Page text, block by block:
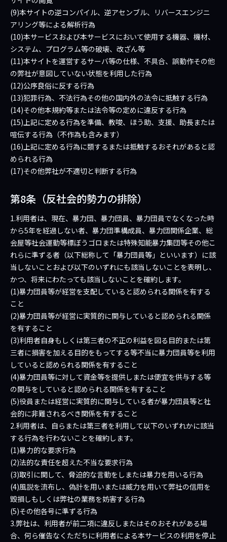
(9)本サイトの逆コンパイル、逆アセンブル、リバースエンジニ
アリング等による解析行為
(10)本サービスおよび本サービスにおいて使用する機器、機材、
システム、プログラム等の破壊、改ざん等
(11)本サイトを運営するサーバ等の仕様、不具合、誤動作その他
の弊社が意図していない状態を利用した行為
(12)公序良俗に反する行為
(13)犯罪行為、不法行為その他の国内外の法令に抵触する行為
(14)その他本規約等または法令等の定めに違反する行為
(15)上記に定める行為を準備、教唆、ほう助、支援、助長または
喧伝する行為（不作為も含みます）
(16)上記に定める行為に類するまたは抵触するおそれがあると認
められる行為
(17)その他弊社が不適切と判断する行為
第8条（反社会的勢力の排除）
1.利用者は、現在、暴力団、暴力団員、暴力団員でなくなった時
から5年を経過しない者、暴力団準構成員、暴力団関係企業、総
会屋等社会運動等標ぼうゴロまたは特殊知能暴力集団等その他こ
れらに準ずる者（以下総称して「暴力団員等」といいます）に該
当しないことおよび以下のいずれにも該当しないことを表明し、
かつ、将来にわたっても該当しないことを確約します。
(1)暴力団員等が経営を支配していると認められる関係を有する
こと
(2)暴力団員等が経営に実質的に関与していると認められる関係
を有すること
(3)利用者自身もしくは第三者の不正の利益を図る目的または第
三者に損害を加える目的をもってする等不当に暴力団員等を利用
していると認められる関係を有すること
(4)暴力団員等に対して資金等を提供しまたは便宜を供与する等
の関与をしていると認められる関係を有すること
(5)役員または経営に実質的に関与している者が暴力団員等と社
会的に非難されるべき関係を有すること
2.利用者は、自らまたは第三者を利用して以下のいずれかに該当
する行為を行わないことを確約します。
(1)暴力的な要求行為
(2)法的な責任を超えた不当な要求行為
(3)取引に関して、脅迫的な言動をしまたは暴力を用いる行為
(4)風説を流布し、偽計を用いまたは威力を用いて弊社の信用を
毀損しもしくは弊社の業務を妨害する行為
(5)その他各号に準ずる行為
3.弊社は、利用者が前二項に違反しまたはそのおそれがある場
合、何ら催告なくただちに利用者による本サービスの利用を停止